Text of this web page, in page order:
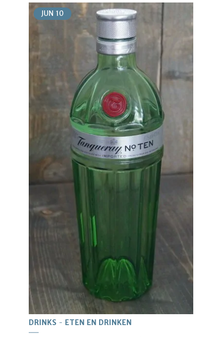
JUN 10
DRINKS ETEN EN DRINKEN